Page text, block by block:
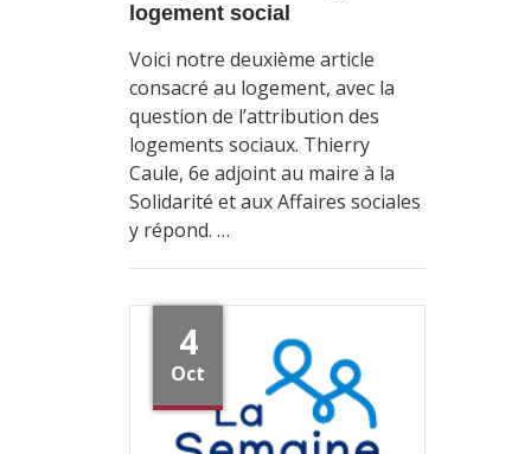
logement social
Voici notre deuxième article
consacré au logement, avec la
question de l’attribution des
logements sociaux. Thierry
Caule, 6e adjoint au maire à la
Solidarité et aux Affaires sociales
y répond. …
4
Oct